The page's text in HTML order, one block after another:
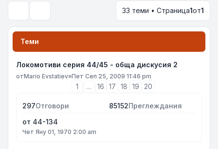
33 теми • Страница1от1
Теми
Локомотиви серия 44/45 - обща дискусия 2
отMario Evstatiev»Пет Сеп 25, 2009 11:46 pm
1 … 16 17 18 19 20
297Отговори 85152Преглеждания
от 44-134
Чет Яну 01, 1970 2:00 am